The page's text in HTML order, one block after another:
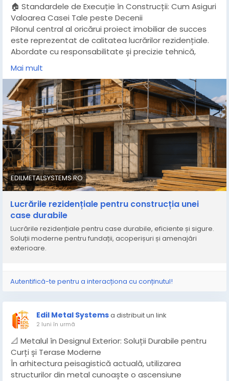
🏠 Standardele de Execuție în Construcții: Cum Asiguri
Valoarea Casei Tale peste Decenii
Pilonul central al oricărui proiect imobiliar de succes
este reprezentat de calitatea lucrărilor rezidențiale.
Abordate cu responsabilitate și precizie tehnică,
acestea garantează o locuință trainică, optimizată
energetic și capabilă să ofere un grad ridicat de
siguranță de-a lungul anilor. Schimbarea de
paradigmă din piața actuală arată că viitorii
proprietari nu mai analizează doar costul inițial, ci
prioritizează tehnologiile avansate de construcție și
rigoarea pe șantier, conștienți fiind că o execuție
corectă este singura metodă prin care își pot proteja
capitalul investit.
https://edilmetalsystems.ro/lucrarile-rezidentiale-
casa-durabila/
Mai mult
EDILMETALSYSTEMS.RO
Lucrările rezidențiale pentru construcția unei
case durabile
Lucrările rezidențiale pentru case durabile, eficiente și sigure.
Soluții moderne pentru fundații, acoperișuri și amenajări
exterioare.
Autentifică-te pentru a interacționa cu conținutul!
Edil Metal Systemsa distribuit un link
2 luni în urmă
📐 Metalul în Designul Exterior: Soluții Durabile pentru
Curți și Terase Moderne
În arhitectura peisagistică actuală, utilizarea
structurilor din metal cunoaște o ascensiune